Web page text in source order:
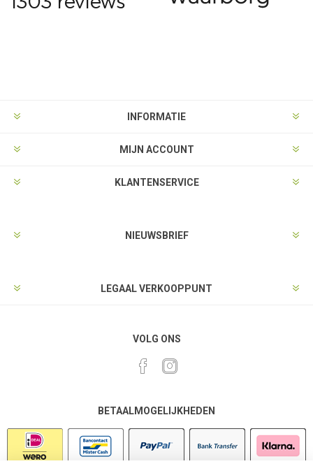
INFORMATIE
MIJN ACCOUNT
KLANTENSERVICE
NIEUWSBRIEF
LEGAAL VERKOOPPUNT
VOLG ONS
BETAALMOGELIJKHEDEN